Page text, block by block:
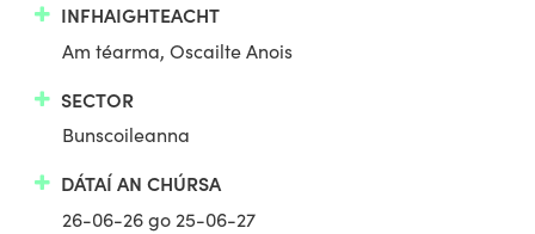
INFHAIGHTEACHT
Am téarma, Oscailte Anois
SECTOR
Bunscoileanna
DÁTAÍ AN CHÚRSA
26-06-26 go 25-06-27